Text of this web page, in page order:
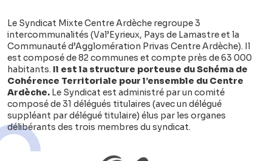
Le Syndicat Mixte Centre Ardèche regroupe 3
intercommunalités (Val’Eyrieux, Pays de Lamastre et la
Communauté d’Agglomération Privas Centre Ardèche). Il
est composé de 82 communes et compte près de 63 000
habitants. Il est la structure porteuse du Schéma de
Cohérence Territoriale pour l’ensemble du Centre
Ardèche. Le Syndicat est administré par un comité
composé de 31 délégués titulaires (avec un délégué
suppléant par délégué titulaire) élus par les organes
délibérants des trois membres du syndicat.